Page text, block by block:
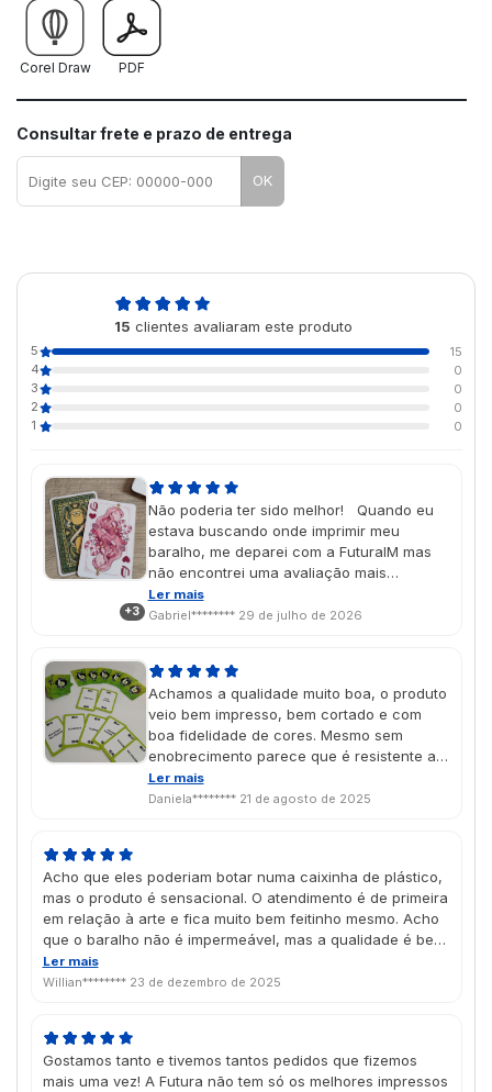
Corel Draw PDF
Consultar frete e prazo de entrega
OK
15 clientes avaliaram este produto
5
15
4
0
3
0
2
0
1
0
+3
Não poderia ter sido melhor! Quando eu
estava buscando onde imprimir meu
baralho, me deparei com a FuturaIM mas
não encontrei uma avaliação mais
detalhada, então resolvi fazê-la eu mesmo
por foi tudo excelente! Desde poder
encontrar, até a entrega dentro do prazo
(além de super curto) e qualidade das
cartas, da impressão. Fiz essa versão de
teste e já enviei mais 30 cópias para
impressão. Podem comprar sem medo,
até me enviaram uma unidade a mais do
que pedi, muito obrigado a FuturaIM,
Ler mais
Gabriel******** 29 de julho de 2026
Achamos a qualidade muito boa, o produto
veio bem impresso, bem cortado e com
boa fidelidade de cores. Mesmo sem
enobrecimento parece que é resistente ao
manuseio.
Ler mais
Daniela******** 21 de agosto de 2025
Acho que eles poderiam botar numa caixinha de plástico,
mas o produto é sensacional. O atendimento é de primeira
em relação à arte e fica muito bem feitinho mesmo. Acho
que o baralho não é impermeável, mas a qualidade é bem
boa.
Ler mais
Willian******** 23 de dezembro de 2025
Gostamos tanto e tivemos tantos pedidos que fizemos
mais uma vez! A Futura não tem só os melhores impressos